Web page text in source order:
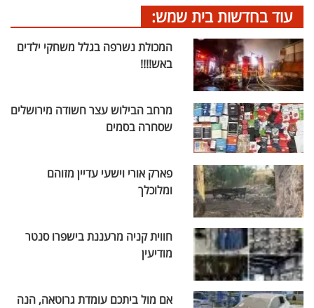
עוד בחדשות בית שמש:
המכולת נשרפה בגלל משחקי ילדים
באש!!!!
מרחב הבילוש עצר חשודה מירושלים
שסחרה בסמים
פארק אורי וישעי עדיין מזוהם
ומלוכלך
חווית קניה מרעננת בישפרו סנטר
מודיעין
אם מול ביתכם עומדת גרוטאה, הנה